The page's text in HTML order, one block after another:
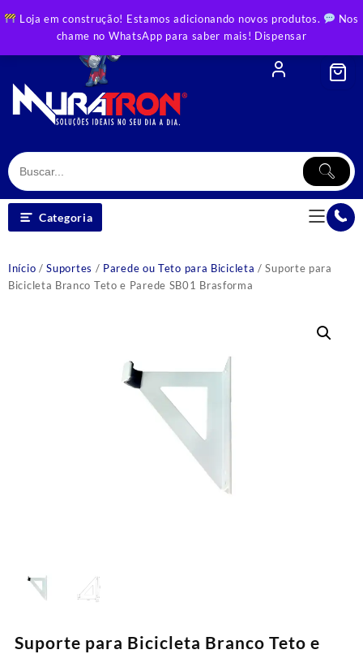
Loja em construção! Estamos adicionando novos produtos.
Nos
chame no WhatsApp para saber mais! Dispensar
to
Categoria
Início /Suportes / Parede ou Teto para Bicicleta / Suporte para
Bicicleta Branco Teto e Parede SB01 Brasforma
Suporte para Bicicleta Branco Teto e